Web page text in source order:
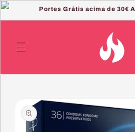
Saltar
conteúdo
Portes Grátis acima de 30€
para a
informação
do produto